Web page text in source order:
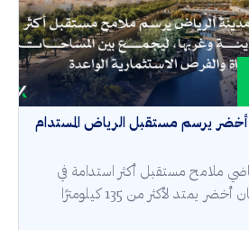
أخضر يرسم مستقبل الرياض المستدام
ملامح مستقبل أكثر استدامة في
مدينة الرياض، عبر شريان أخضر يمتد لأكثر من 135 كيلومترًا